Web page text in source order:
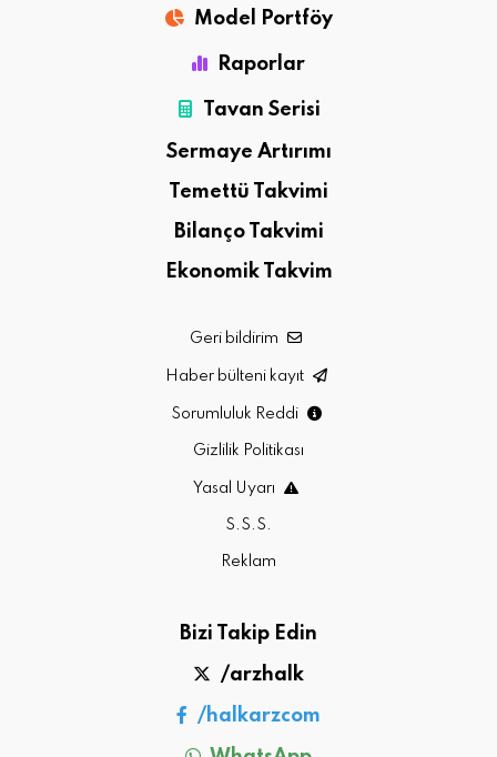
Model Portföy
Raporlar
Tavan Serisi
Sermaye Artırımı
Temettü Takvimi
Bilanço Takvimi
Ekonomik Takvim
Geri bildirim
Haber bülteni kayıt
Sorumluluk Reddi
Gizlilik Politikası
Yasal Uyarı
S.S.S.
Reklam
Bizi Takip Edin
/arzhalk
/halkarzcom